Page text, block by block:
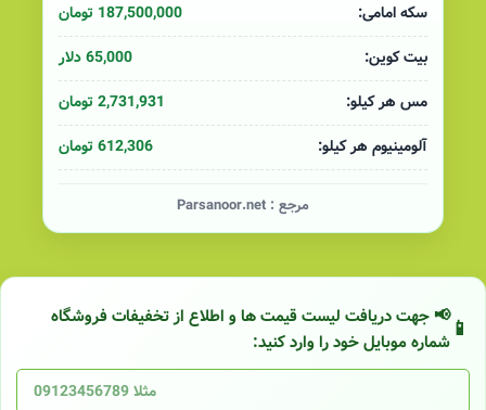
سکه امامی:
187,500,000 تومان
بیت کوین:
65,000 دلار
مس هر کیلو:
2,731,931 تومان
آلومینیوم هر کیلو:
612,306 تومان
مرجع : Parsanoor.net
📢 جهت دریافت لیست قیمت ها و اطلاع از تخفیفات فروشگاه
شماره موبایل خود را وارد کنید: